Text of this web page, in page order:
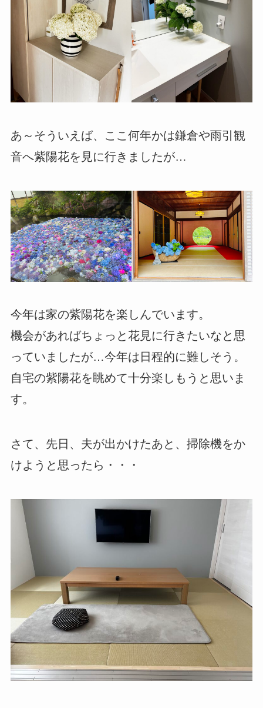
あ～そういえば、ここ何年かは鎌倉や雨引観
音へ紫陽花を見に行きましたが…
今年は家の紫陽花を楽しんでいます。
機会があればちょっと花見に行きたいなと思
っていましたが…今年は日程的に難しそう。
自宅の紫陽花を眺めて十分楽しもうと思いま
す。
さて、先日、夫が出かけたあと、掃除機をか
けようと思ったら・・・